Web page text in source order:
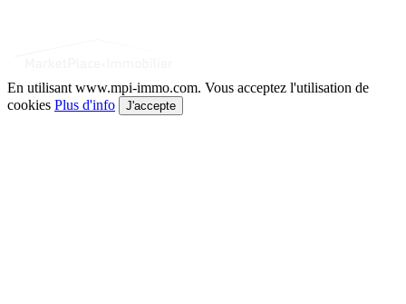
En utilisant www.mpi-immo.com. Vous acceptez l'utilisation de
cookies Plus d'info J'accepte